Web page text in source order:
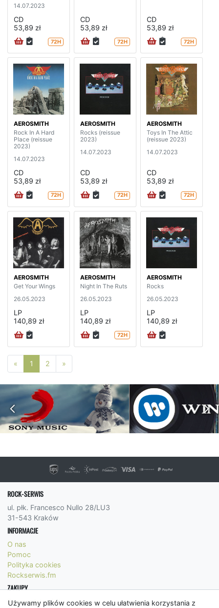
Używamy plików cookies w celu ułatwienia korzystania z
14.07.2023
CD
53,89 zł
72H
CD
53,89 zł
72H
CD
53,89 zł
72H
AEROSMITH
Rock In A Hard
Place (reissue
2023)
14.07.2023
CD
53,89 zł
72H
AEROSMITH
Rocks (reissue
2023)
14.07.2023
CD
53,89 zł
72H
AEROSMITH
Toys In The Attic
(reissue 2023)
14.07.2023
CD
53,89 zł
72H
AEROSMITH
Get Your Wings
26.05.2023
LP
140,89 zł
AEROSMITH
Night In The Ruts
26.05.2023
LP
140,89 zł
72H
AEROSMITH
Rocks
26.05.2023
LP
140,89 zł
« Poprzednia strona
1 2 »
ROCK-SERWIS
ul. płk. Francesco Nullo 28/LU3
31-543 Kraków
INFORMACJE
O nas
Pomoc
Polityka cookies
Rockserwis.fm
ZAKUPY
Formy płatności